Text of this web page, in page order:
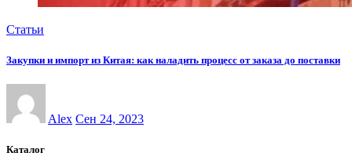
Статьи
Закупки и импорт из Китая: как наладить процесс от заказа до поставки
Alex Сен 24, 2023
Каталог